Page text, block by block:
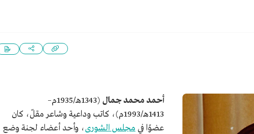
أحمد محمد جمال
(1343هـ/1935م–
1413هـ/1993م)، كاتب وداعية وشاعر مقلّ، كان
عضوًا في مجلس الشورى، وأحد أعضاء لجنة وضع